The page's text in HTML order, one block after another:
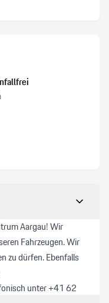
Aargau! Wir
Fahrzeugen. Wir
zu dürfen. Ebenfalls
unter +41 62